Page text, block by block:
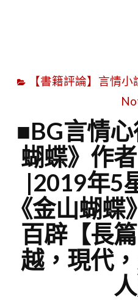
【書籍評論】言情
■BG言情
蝴蝶》作
|2019年5
《金山蝴
百辟【長
越，現代
人